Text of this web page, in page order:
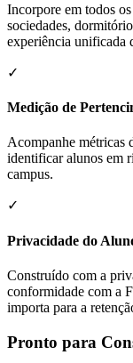
Incorpore em todos
sociedades,
experiência unificada
✓
Medição de
Acompanhe métricas
identificar alunos em
campus.
✓
Privacidade do
Construído com a
conformidade com a
importa para a
Pronto para